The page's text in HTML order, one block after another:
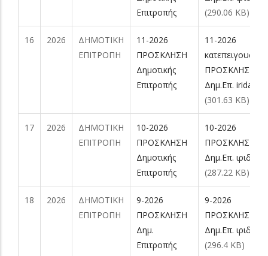
Επιτροπής
(290.06 KB)
16 2026
ΔΗΜΟΤΙΚΗ
ΕΠΙΤΡΟΠΗ
11-2026
ΠΡΟΣΚΛΗΣΗ
Δημοτικής
Επιτροπής
11-2026
κατεπειγουσα
ΠΡΟΣΚΛΗΣΗ
Δημ.Επ. irida.pdf
(301.63 KB)
17 2026
ΔΗΜΟΤΙΚΗ
ΕΠΙΤΡΟΠΗ
10-2026
ΠΡΟΣΚΛΗΣΗ
Δημοτικής
Επιτροπής
10-2026
ΠΡΟΣΚΛΗΣΗ
Δημ.Επ.
(287.22 KB)
18 2026
ΔΗΜΟΤΙΚΗ
ΕΠΙΤΡΟΠΗ
9-2026
ΠΡΟΣΚΛΗΣΗ
Δημ.
Επιτροπής
9-2026
ΠΡΟΣΚΛΗΣΗ
Δημ.Επ.
(296.4 KB)